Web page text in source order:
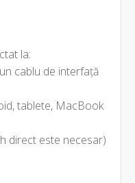
la:
cablu de interfață
tablete, MacBook
direct este necesar)